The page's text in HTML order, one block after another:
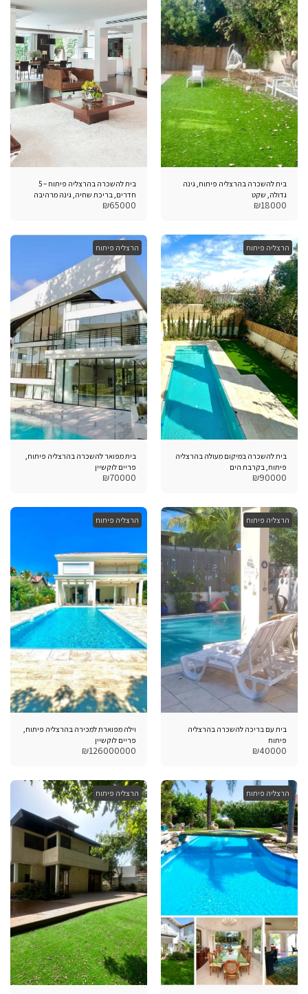
בית להשכרה בהרצליה פיתוח, גינה
גדולה, שקט
₪18000
בית להשכרה בהרצליה פיתוח – 5
חדרים, בריכת שחיה, גינה מרהיבה
וסגנון מודרני
₪65000
הרצליה פיתוח
בית להשכרה במיקום מעולה בהרצליה
פיתוח, בקרבת הים
₪90000
הרצליה פיתוח
בית מפואר להשכרה בהרצליה פיתוח,
פריים לוקשיין
₪70000
הרצליה פיתוח
בית עם בריכה להשכרה בהרצליה
פיתוח
₪40000
הרצליה פיתוח
וילה מפוארת למכירה בהרצליה פיתוח,
פריים לוקשיין
₪126000000
הרצליה פיתוח הרצליה פיתוח